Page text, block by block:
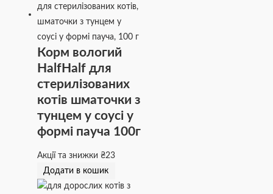
Корм вологий
HalfHalf для
стерилізованих
котів шматочки з
тунцем у соусі у
формі пауча 100г
Акції та знижки₴23
Додати в кошик